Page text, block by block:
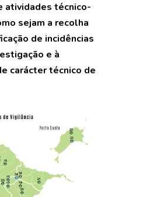
atividades técnico-
sejam a recolha
de incidências
e à
carácter técnico de